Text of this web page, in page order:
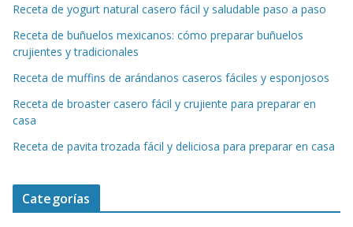
Receta de yogurt natural casero fácil y saludable paso a paso
Receta de buñuelos mexicanos: cómo preparar buñuelos
crujientes y tradicionales
Receta de muffins de arándanos caseros fáciles y esponjosos
Receta de broaster casero fácil y crujiente para preparar en
casa
Receta de pavita trozada fácil y deliciosa para preparar en casa
Categorías